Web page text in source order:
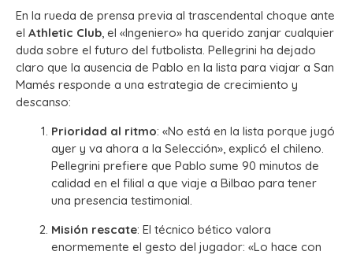
En la rueda de prensa previa al trascendental choque ante
el Athletic Club, el «Ingeniero» ha querido zanjar cualquier
duda sobre el futuro del futbolista. Pellegrini ha dejado
claro que la ausencia de Pablo en la lista para viajar a San
Mamés responde a una estrategia de crecimiento y
descanso:
Prioridad al ritmo: «No está en la lista porque jugó
ayer y va ahora a la Selección», explicó el chileno.
Pellegrini prefiere que Pablo sume 90 minutos de
calidad en el filial a que viaje a Bilbao para tener
una presencia testimonial.
Misión rescate: El técnico bético valora
enormemente el gesto del jugador: «Lo hace con